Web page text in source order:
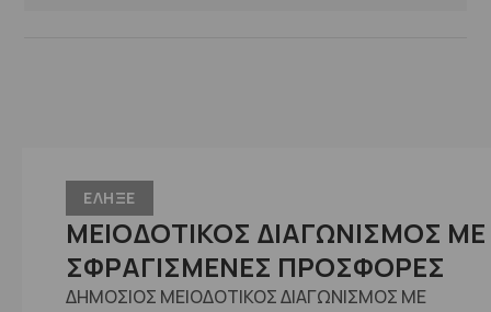
ΕΛΗΞΕ
ΜΕΙΟΔΟΤΙΚΟΣ ΔΙΑΓΩΝΙΣΜΟΣ ΜΕ
ΣΦΡΑΓΙΣΜΕΝΕΣ ΠΡΟΣΦΟΡΕΣ
ΔΗΜΟΣΙΟΣ ΜΕΙΟΔΟΤΙΚΟΣ ΔΙΑΓΩΝΙΣΜΟΣ ΜΕ